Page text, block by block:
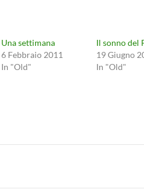
Una settimana
6 Febbraio 2011
In "Old"
Il sonno del
19 Giugno
In "Old"